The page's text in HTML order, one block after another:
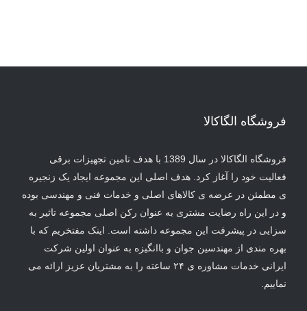
فروشگاه الگاکالا
فروشگاه الگاکالا در سال 1389 با هدف تامین تجهیزات برقی
فعالیت خود را آغاز کرد. هدف اصلی این مجموعه ایجاد یک زنجیره
ی مطمئن در عرضه ی کالاهای اصلی و خدمات فنی و مهندسی بوده
و در این راه رضایت مشتری به عنوان رکن اصلی مجموعه تاثیر به
سزایی در پیشرفت این مجموعه داشته است. اینک مفتخریم که با
بهره مندی از مهندسین جوان و باانگیزه به عنوان اولین شرکت
ایرانی خدمات مشاوره ی ۲۴ ساعته را به مشتریان عزیز ارائه می
نماییم.